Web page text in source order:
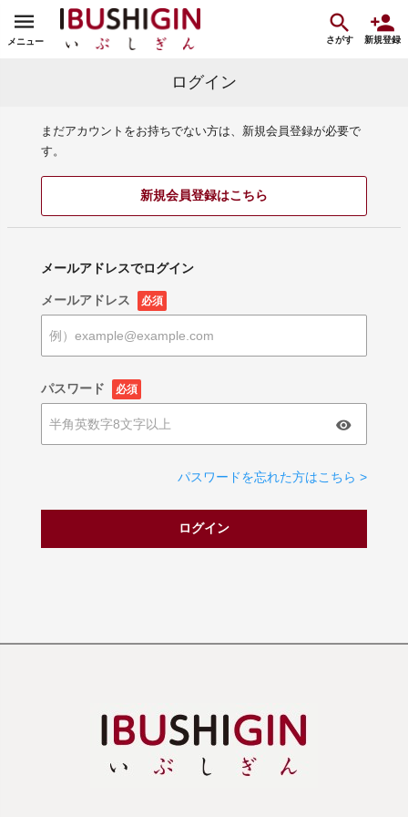
メニュー さがす 新規登録
ログイン
まだアカウントをお持ちでない方は、新規会員登録が必要で
す。
新規会員登録はこちら
メールアドレスでログイン
メールアドレス 必須
パスワード 必須
パスワードを忘れた方はこちら >
ログイン